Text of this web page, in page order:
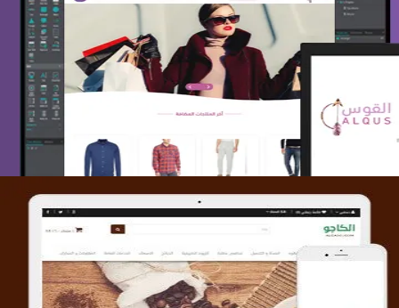
تصميم متجر القوس
التفاصيل
تصميم متجر الكاجو